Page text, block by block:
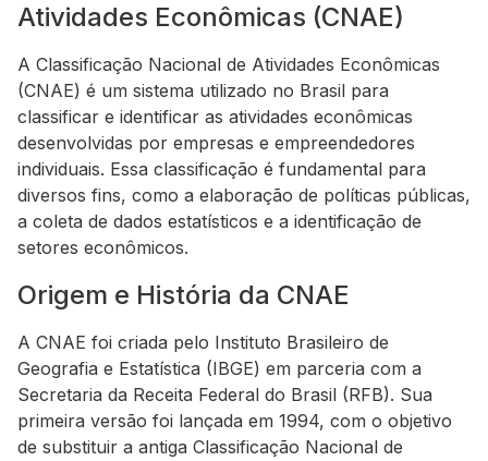
Atividades Econômicas (CNAE)
A Classificação Nacional de Atividades Econômicas
(CNAE) é um sistema utilizado no Brasil para
classificar e identificar as atividades econômicas
desenvolvidas por empresas e empreendedores
individuais. Essa classificação é fundamental para
diversos fins, como a elaboração de políticas públicas,
a coleta de dados estatísticos e a identificação de
setores econômicos.
Origem e História da CNAE
A CNAE foi criada pelo Instituto Brasileiro de
Geografia e Estatística (IBGE) em parceria com a
Secretaria da Receita Federal do Brasil (RFB). Sua
primeira versão foi lançada em 1994, com o objetivo
de substituir a antiga Classificação Nacional de